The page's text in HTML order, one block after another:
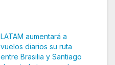
LATAM aumentará a
vuelos diarios su ruta
entre Brasilia y Santiago